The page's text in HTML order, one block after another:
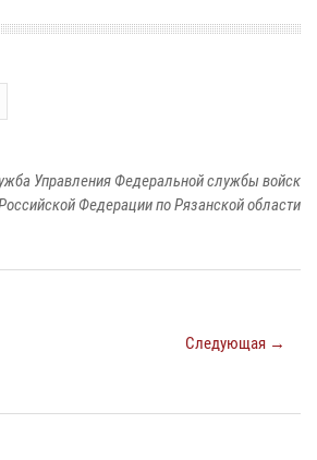
Управления Федеральной службы войск
Федерации по Рязанской области
Следующая →